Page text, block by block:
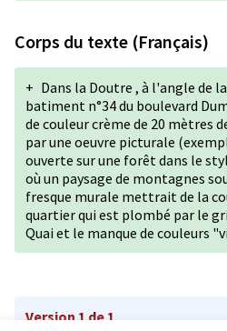
Corps du texte (Français)
+ Dans la Doutre , à l'angle de
batiment n°34 du boulevard
de couleur crème de 20 mètres
par une oeuvre picturale
ouverte sur une forêt dans le
où un paysage de montagnes
fresque murale mettrait de la
quartier qui est plombé par le
Quai et le manque de couleurs
Version 1 de 1